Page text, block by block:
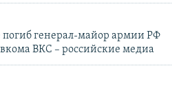
генерал-майор армии РФ
ВКС – российские медиа